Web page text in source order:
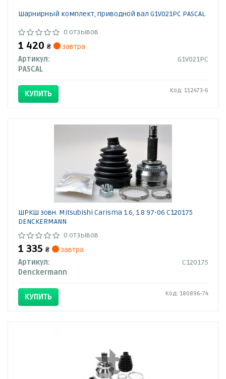
Шарнирный комплект, приводной вал G1V021PC PASCAL
0 отзывов
1 420 ₴
завтра
Артикул:
G1V021PC
PASCAL
КУПИТЬ Код: 112473-6
ШРКШ зовн. Mitsubishi Carisma 1.6, 1.8 97-06 C120175
DENCKERMANN
0 отзывов
1 335 ₴
завтра
Артикул:
C120175
Denckermann
КУПИТЬ Код: 180896-74